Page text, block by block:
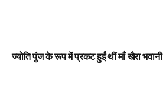
ज्योति पुंज के रूप में प्रकट हुईं थीं माँ खैरा भवानी